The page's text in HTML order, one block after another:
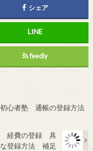
シェア
feedly
心者塾 通帳の登録方法
経費の登録 具
登録方法 補足